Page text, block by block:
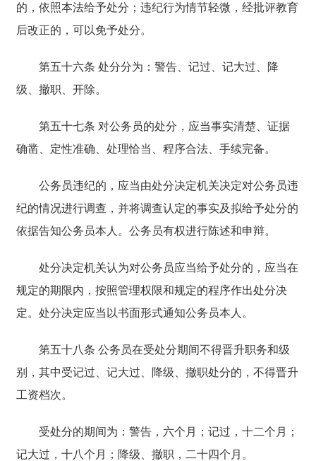
的，依照本法给予处分；违纪行为情节轻微，经批评教育
后改正的，可以免予处分。
第五十六条 处分分为：警告、记过、记大过、降
级、撤职、开除。
第五十七条 对公务员的处分，应当事实清楚、证据
确凿、定性准确、处理恰当、程序合法、手续完备。
公务员违纪的，应当由处分决定机关决定对公务员违
纪的情况进行调查，并将调查认定的事实及拟给予处分的
依据告知公务员本人。公务员有权进行陈述和申辩。
处分决定机关认为对公务员应当给予处分的，应当在
规定的期限内，按照管理权限和规定的程序作出处分决
定。处分决定应当以书面形式通知公务员本人。
第五十八条 公务员在受处分期间不得晋升职务和级
别，其中受记过、记大过、降级、撤职处分的，不得晋升
工资档次。
受处分的期间为：警告，六个月；记过，十二个月；
记大过，十八个月；降级、撤职，二十四个月。